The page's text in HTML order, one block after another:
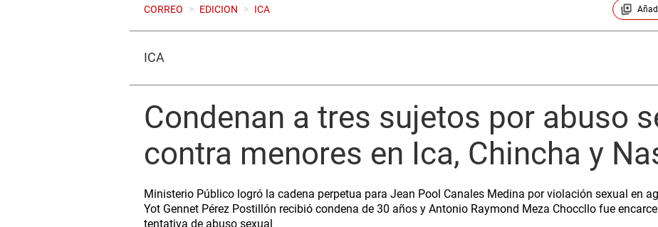
CORREO > EDICION > ICA
ICA
Condenan a tres sujetos por abuso
contra menores en Ica, Chincha y
Ministerio Público logró la cadena perpetua para Jean Pool Canales Medina por violación sexual en
Yot Gennet Pérez Postillón recibió condena de 30 años y Antonio Raymond Meza Choccllo fue
tentativa de abuso sexual